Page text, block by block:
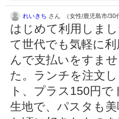
れいきち さん （女性/鹿児島市/30
はじめて利用しま
て世代でも気軽に
んで支払いをすま
た。ランチを注文
ト、プラス150円
生地で、パスタも